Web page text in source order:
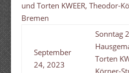
und Torten KWEER, Theodor-
Bremen
September
24, 2023
Sonntag
Torten
Körner-